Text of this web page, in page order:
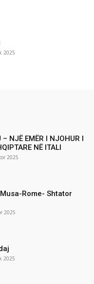
2025
NJË EMËR I NJOHUR I
NË ITALI
2025
Rome- Shtator
2025
2025